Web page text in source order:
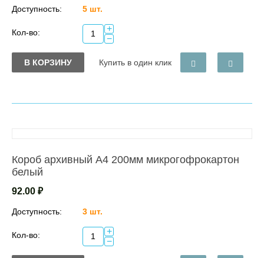
Доступность: 5 шт.
Кол-во:
+
−
В КОРЗИНУ Купить в один клик
Короб архивный А4 200мм микрогофрокартон
белый
92.00 ₽
Доступность: 3 шт.
Кол-во:
+
−